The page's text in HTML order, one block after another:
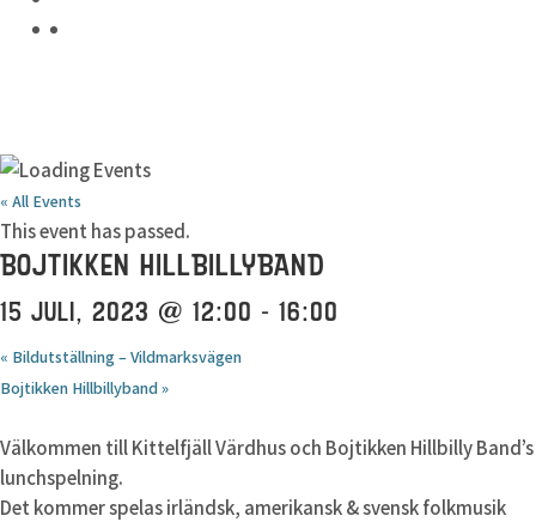
« All Events
This event has passed.
BOJTIKKEN HILLBILLYBAND
15 JULI, 2023 @ 12:00 - 16:00
« Bildutställning – Vildmarksvägen
Bojtikken Hillbillyband»
Välkommen till Kittelfjäll Värdhus och Bojtikken Hillbilly Band’s
lunchspelning.
Det kommer spelas irländsk, amerikansk & svensk folkmusik